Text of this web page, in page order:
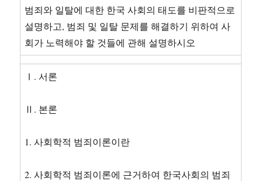
범죄와 일탈에 대한 한국 사회의 태도를 비판적으로
설명하고, 범죄 및 일탈 문제를 해결하기 위하여 사
회가 노력해야 할 것들에 관해 설명하시오
Ⅰ. 서론
Ⅱ. 본론
1. 사회학적 범죄이론이란
2. 사회학적 범죄이론에 근거하여 한국사회의 범죄